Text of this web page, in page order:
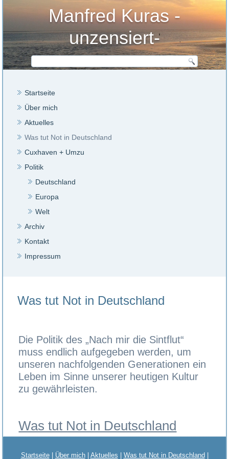
Manfred Kuras -
unzensiert-
Startseite
Über mich
Aktuelles
Was tut Not in Deutschland
Cuxhaven + Umzu
Politik
Deutschland
Europa
Welt
Archiv
Kontakt
Impressum
Was tut Not in Deutschland
Die Politik des „Nach mir die Sintflut“
muss endlich aufgegeben werden, um
unseren nachfolgenden Generationen ein
Leben im Sinne unserer heutigen Kultur
zu gewährleisten.
Was tut Not in Deutschland
Startseite| Über mich| Aktuelles Was tut Not in Deutschland